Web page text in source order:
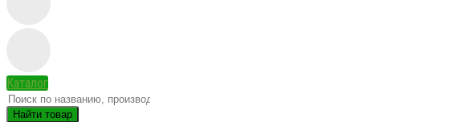
Каталог
Найти товар